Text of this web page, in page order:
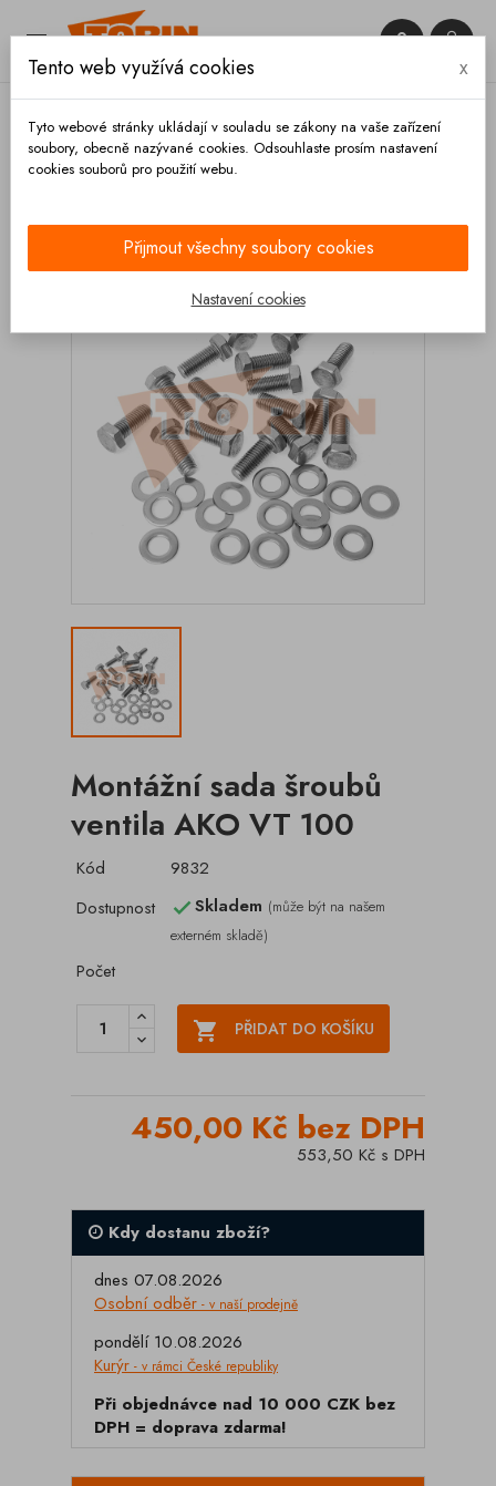
 

Montážní sada šroubů
ventila AKO VT 100
Kód
9832
Dostupnost
Skladem (může být na našem
externém skladě)
Počet
 PŘIDAT DO KOŠÍKU
450,00 Kč bez DPH
553,50 Kč s DPH
Kdy dostanu zboží?
dnes 07.08.2026
Osobní odběr - v naší prodejně
pondělí 10.08.2026
Kurýr - v rámci České republiky
Při objednávce nad 10 000 CZK bez
DPH = doprava zdarma!
Tento web využívá cookies x
Tyto webové stránky ukládají v souladu se zákony na vaše zařízení
soubory, obecně nazývané cookies. Odsouhlaste prosím nastavení
cookies souborů pro použití webu.
Přijmout všechny soubory cookies
Nastavení cookies